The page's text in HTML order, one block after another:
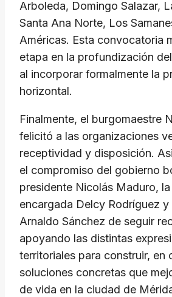
Arboleda, Domingo Salazar,
Santa Ana Norte, Los
Américas. Esta convocatoria
etapa en la profundización
al incorporar formalmente la
horizontal.
​Finalmente, el burgomaestre
felicitó a las organizaciones
receptividad y disposición.
el compromiso del gobierno
presidente Nicolás Maduro,
encargada Delcy Rodríguez
Arnaldo Sánchez de seguir
apoyando las distintas
territoriales para construir, en
soluciones concretas que
de vida en la ciudad de